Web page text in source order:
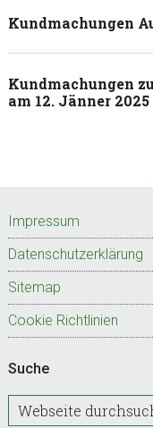
Kundmachungen
Kundmachungen
am 12. Jänner 2025
Footer
Impressum
Datenschutzerklärung
Sitemap
Cookie Richtlinien
Suche
W
e